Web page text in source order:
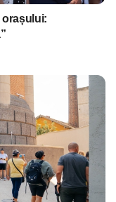
orașului: